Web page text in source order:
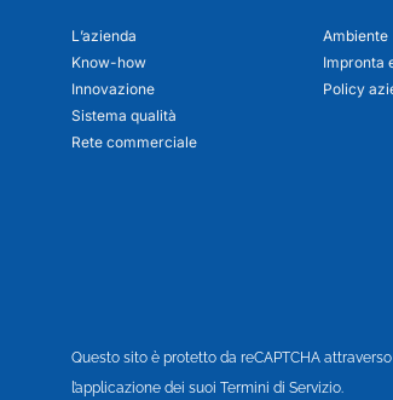
L’azienda
Know-how
Innovazione
Sistema qualità
Rete commerciale
Ambiente
Impronta
Policy
Questo sito è protetto da reCAPTCHA
l’applicazione dei suoi Termini di Servizio.